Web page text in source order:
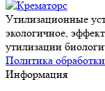
Утилизационные
экологичное,
утилизации
Политика
Информация